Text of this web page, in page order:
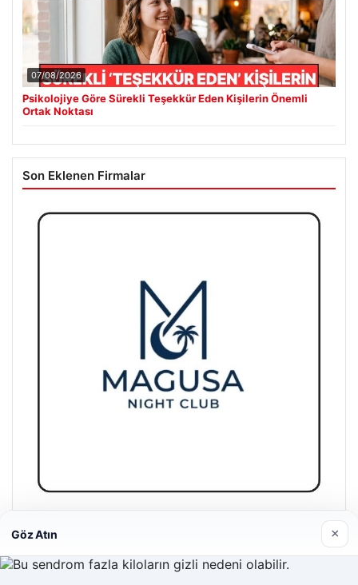
07/08/2026
Psikolojiye Göre Sürekli Teşekkür Eden Kişilerin Önemli
Ortak Noktası
Son Eklenen Firmalar
Magusa Night Club
Göz Atın ×